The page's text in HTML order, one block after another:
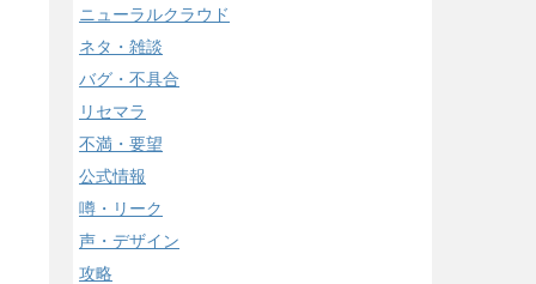
ニューラルクラウド
ネタ・雑談
バグ・不具合
リセマラ
不満・要望
公式情報
噂・リーク
声・デザイン
攻略